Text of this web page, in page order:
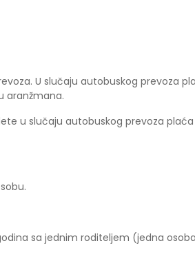
U slučaju autobuskog prevoza
aranžmana.
u slučaju autobuskog prevoza
sa jednim roditeljem (jedna